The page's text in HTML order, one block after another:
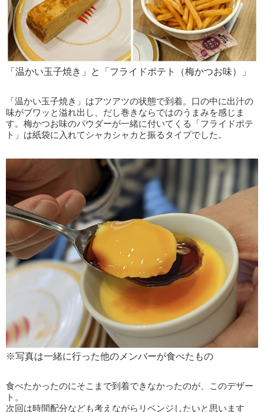
「温かい玉子焼き」と「フライドポテト（梅かつお味）」
「温かい玉子焼き」はアツアツの状態で到着。口の中に出汁の
味がブワッと溢れ出し、だし巻きならではのうまみを感じま
す。梅かつお味のパウダーが一緒に付いてくる「フライドポテ
ト」は紙袋に入れてシャカシャカと振るタイプでした。
※写真は一緒に行った他のメンバーが食べたもの
食べたかったのにそこまで到着できなかったのが、このデザー
ト。
次回は時間配分なども考えながらリベンジしたいと思います